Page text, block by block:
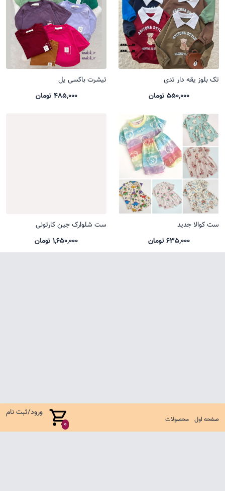
صفحه اول محصولات 0
ورود/ثبت نام
تک بلوز یقه دار تدی
550,000 تومان
تیشرت باکسی یل
485,000 تومان
ست کوالا جدید
635,000 تومان
ست شلوارک جین کارتونی
1,650,000 تومان